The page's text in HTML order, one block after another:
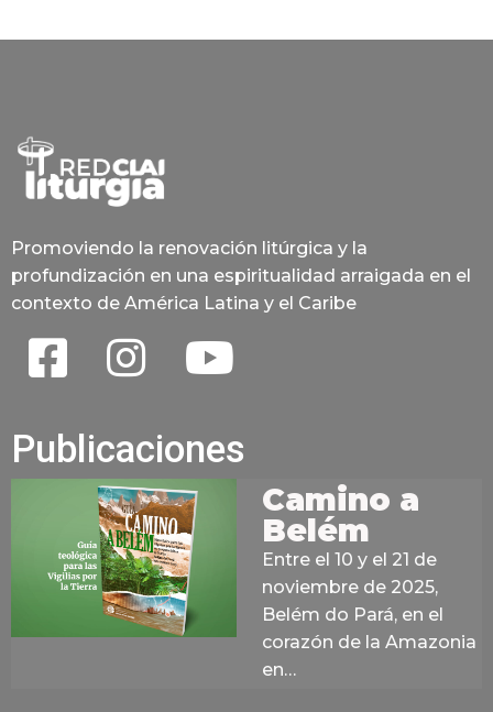
Promoviendo la renovación litúrgica y la
profundización en una espiritualidad arraigada en el
contexto de América Latina y el Caribe
Publicaciones
Camino a
Belém
Entre el 10 y el 21 de
noviembre de 2025,
Belém do Pará, en el
corazón de la Amazonia
en…